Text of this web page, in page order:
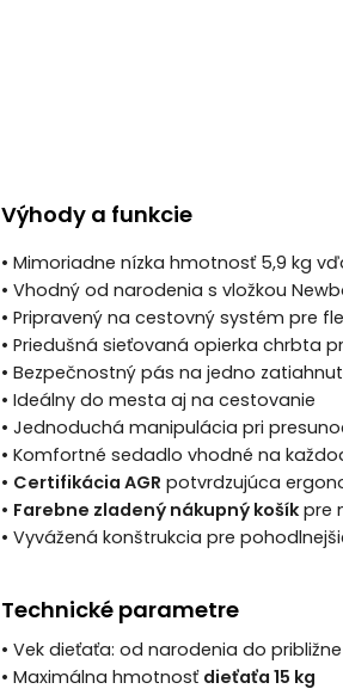
Výhody a funkcie
• Mimoriadne nízka hmotnosť 5,9 kg
• Vhodný od narodenia s vložkou
• Pripravený na cestovný systém pre
• Priedušná sieťovaná opierka chrbta
• Bezpečnostný pás na jedno
• Ideálny do mesta aj na cestovanie
• Jednoduchá manipulácia pri
• Komfortné sedadlo vhodné na
• Certifikácia AGR potvrdzujúca
• Farebne zladený nákupný košíkpre
• Vyvážená konštrukcia pre
Technické parametre
• Vek dieťaťa: od narodenia do
• Maximálna hmotnosť dieťaťa 15 kg